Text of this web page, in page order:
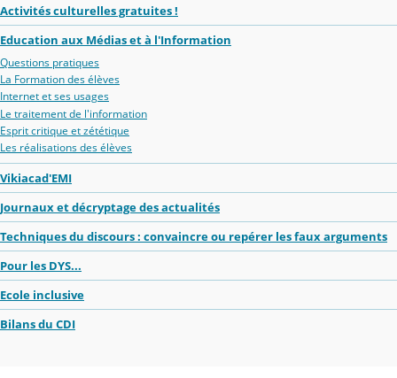
Activités culturelles gratuites !
Education aux Médias et à l'Information
Questions pratiques
La Formation des élèves
Internet et ses usages
Le traitement de l'information
Esprit critique et zététique
Les réalisations des élèves
Vikiacad'EMI
Journaux et décryptage des actualités
Techniques du discours : convaincre ou repérer les faux arguments
Pour les DYS...
Ecole inclusive
Bilans du CDI